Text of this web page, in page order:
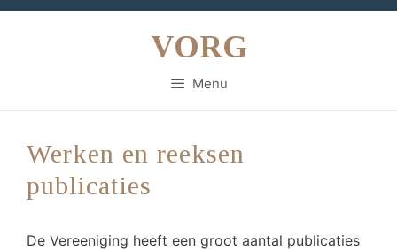
Ga
VORG
Menu
Werken en reeksen
publicaties
De Vereeniging heeft een groot aantal publicaties